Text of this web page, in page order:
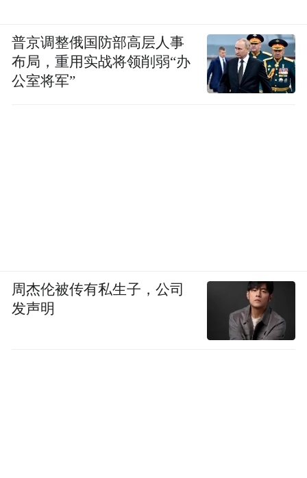
普京调整俄国防部高层人事
布局，重用实战将领削弱“办
公室将军”
周杰伦被传有私生子，公司
发声明